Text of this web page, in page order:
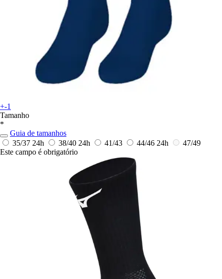
+-1
Tamanho
*
Guia de tamanhos
35/37 24h 38/40 24h 41/43 44/46 24h
47/49
Este campo é obrigatório